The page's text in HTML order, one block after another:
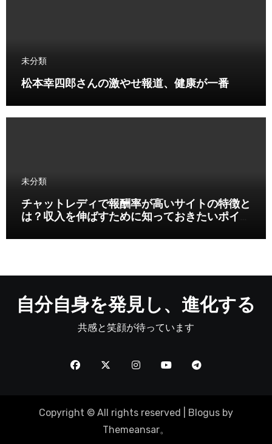
未分類
松本幸四郎さんの激やせ報道、健康が一番
未分類
チャットレディで報酬率が高いサイトの特徴と
は？収入を伸ばすために知っておきたいポイン
自分自身を発見し、進化する
共感と笑顔が待っています
Copyright © All rights reserved Blogus by
Themeansar。